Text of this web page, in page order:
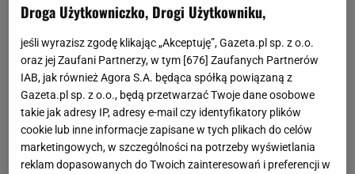
Droga Użytkowniczko, Drogi Użytkowniku,
jeśli wyrazisz zgodę klikając „Akceptuję”, Gazeta.pl sp. z o.o.
oraz jej Zaufani Partnerzy, w tym [676] Zaufanych Partnerów
IAB, jak również Agora S.A. będąca spółką powiązaną z
Gazeta.pl sp. z o.o., będą przetwarzać Twoje dane osobowe
takie jak adresy IP, adresy e-mail czy identyfikatory plików
cookie lub inne informacje zapisane w tych plikach do celów
marketingowych, w szczególności na potrzeby wyświetlania
reklam dopasowanych do Twoich zainteresowań i preferencji w